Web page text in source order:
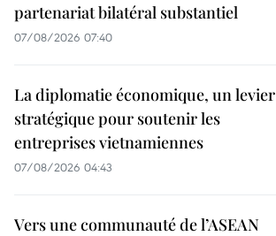
partenariat bilatéral substantiel
07/08/2026 07:40
La diplomatie économique, un levier
stratégique pour soutenir les
entreprises vietnamiennes
07/08/2026 04:43
Vers une communauté de l’ASEAN